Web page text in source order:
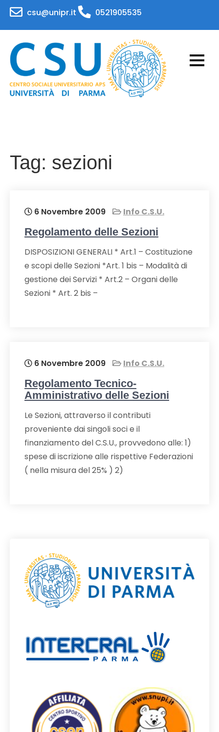
Skip
content
csu@unipr.it 0521905535
Tag: sezioni
6 Novembre 2009 Info C.S.U.
Regolamento delle Sezioni
DISPOSIZIONI GENERALI * Art.1 – Costituzione
e scopi delle Sezioni *Art. 1 bis – Modalità di
gestione dei Servizi * Art.2 – Organi delle
Sezioni * Art. 2 bis –
6 Novembre 2009 Info C.S.U.
Regolamento Tecnico-
Amministrativo delle Sezioni
Le Sezioni, attraverso il contributi
proveniente dai singoli soci e il
finanziamento del C.S.U., provvedono alle: 1)
spese di iscrizione alle rispettive Federazioni
( nella misura del 25% ) 2)